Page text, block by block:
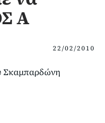
Α
22/02/2010
Σκαμπαρδώνη